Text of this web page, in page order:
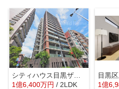
シティハウス目黒ザ・グランド
1億6,400万円 / 2LDK
目黒
1億